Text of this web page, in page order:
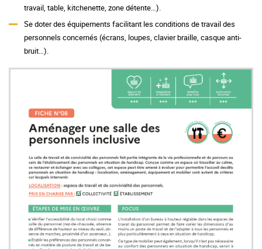
travail, table, kitchenette, zone détente…).
Se doter des équipements facilitant les conditions de travail des
personnels concernés (écrans, loupes, clavier braille, casque anti-
bruit…).